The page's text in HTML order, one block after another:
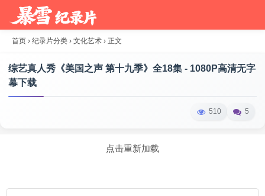
首页 › 纪录片分类 › 文化艺术 › 正文
综艺真人秀《美国之声 第十九季》全18集 - 1080P高清无字
幕下载
510 5
点击重新加载